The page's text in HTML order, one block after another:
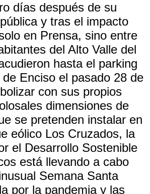
días después de su
y tras el impacto
en Prensa, sino entre
del Alto Valle del
hasta el parking
Enciso el pasado 28 de
con sus propios
dimensiones de
se pretenden instalar en
eólico Los Cruzados, la
el Desarrollo Sostenible
está llevando a cabo
Semana Santa
por la pandemia y las